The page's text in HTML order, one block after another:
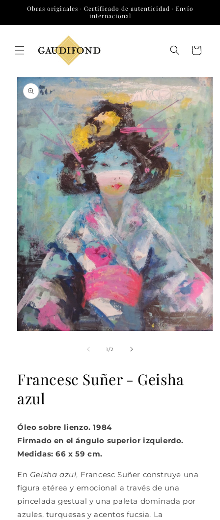
directamente
Obras originales · Certificado de autenticidad · Envío
internacional
Carrito
directamente
información
del producto
ventana
modal
1/de
2
Francesc Suñer - Geisha
azul
Óleo sobre lienzo. 1984
Firmado en el ángulo superior izquierdo.
Medidas: 66 x 59 cm.
En Geisha azul, Francesc Suñer construye una
figura etérea y emocional a través de una
pincelada gestual y una paleta dominada por
azules, turquesas y acentos fucsia. La